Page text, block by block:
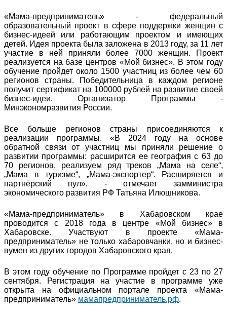
«Мама-предприниматель» - федеральный
образовательный проект в сфере поддержки женщин с
бизнес-идеей или работающим проектом и имеющих
детей. Идея проекта была заложена в 2013 году, за 11 лет
участие в ней приняли более 7000 женщин. Проект
реализуется на базе центров «Мой бизнес». В этом году
обучение пройдет около 1500 участниц из более чем 60
регионов страны. Победительница в каждом регионе
получит сертификат на 100000 рублей на развитие своей
бизнес-идеи. Организатор Программы -
Минэкономразвития России.
Все больше регионов страны присоединяются к
реализации программы. «В 2024 году на основе
обратной связи от участниц мы приняли решение о
развитии программы: расширится ее география с 63 до
70 регионов, реализуем ряд треков „Мама на селе“,
„Мама в туризме“, „Мама-экспортер“. Расширяется и
партнёрский пул», - отмечает замминистра
экономического развития РФ Татьяна Илюшникова.
«Мама-предприниматель» в Хабаровском крае
проводится с 2018 года в центре «Мой бизнес» в
Хабаровске. Участвуют в проекте «Мама-
предприниматель» не только хабаровчанки, но и бизнес-
вумен из других городов Хабаровского края.
В этом году обучение по Программе пройдет с 23 по 27
сентября. Регистрация на участие в программе уже
открыта на официальном портале проекта «Мама-
предприниматель» мамапредприниматель.рф.